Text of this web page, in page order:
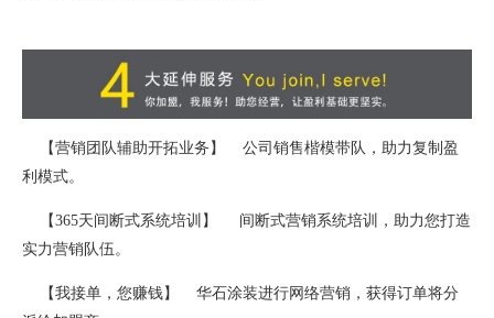
【营销团队辅助开拓业务】 公司销售楷模带队，助力复制盈
利模式。
【365天间断式系统培训】 间断式营销系统培训，助力您打造
实力营销队伍。
【我接单，您赚钱】 华石涂装进行网络营销，获得订单将分